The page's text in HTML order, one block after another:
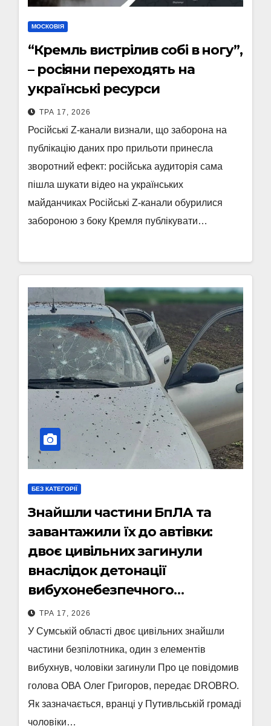
МОСКОВІЯ
“Кремль вистрілив собі в ногу”,
– росіяни переходять на
українські ресурси
ТРА 17, 2026
Російські Z-канали визнали, що заборона на
публікацію даних про прильоти принесла
зворотний ефект: російська аудиторія сама
пішла шукати відео на українських
майданчиках Російські Z-канали обурилися
забороною з боку Кремля публікувати…
БЕЗ КАТЕГОРІЇ
Знайшли частини БпЛА та
завантажили їх до автівки:
двоє цивільних загинули
внаслідок детонації
вибухонебезпечного
предмета на Сумщині
ТРА 17, 2026
У Сумській області двоє цивільних знайшли
частини безпілотника, один з елементів
вибухнув, чоловіки загинули Про це повідомив
голова ОВА Олег Григоров, передає DROBRO.
Як зазначається, вранці у Путивльській громаді
чоловіки…